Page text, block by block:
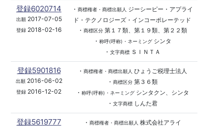
登録6020714
出願2017-07-05
登録2018-02-16
・ 商標権者・商標出願人
ジーシーピー・アプライ
ド・テクノロジーズ・インコーポレーテッド
・ 商標区分第１７類、第１９類、第２２類
・ 称呼(呼称)・ネーミングシンタ
・ 文字商標ＳＩＮＴＡ
登録5901816
出願2016-06-02
登録 2016-12-02
・ 商標権者・商標出願人 ひょうご税理士法人
・ 商標区分第３６類
・ 称呼(呼称)・ネーミングシンタクン、シンタ
・ 文字商標しんた君
登録5619777 ・ 商標権者・商標出願人 株式会社アライ